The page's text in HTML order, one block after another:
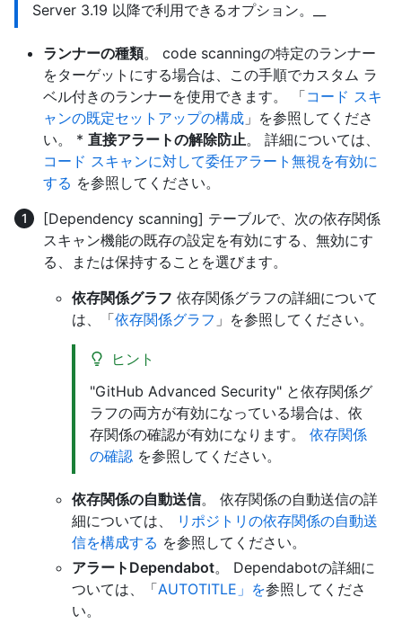
Server 3.19 以降で利用できるオプション。__
ランナーの種類。 code scanningの特定のランナー
をターゲットにする場合は、この手順でカスタム ラ
ベル付きのランナーを使用できます。 「コード スキ
ャンの既定セットアップの構成 」を参照してくださ
い。 * 直接アラートの解除防止。 詳細については、
コード スキャンに対して委任アラート無視を有効に
する を参照してください。
[Dependency scanning] テーブルで、次の依存関係
スキャン機能の既存の設定を有効にする、無効にす
る、または保持することを選びます。
依存関係グラフ 依存関係グラフの詳細について
は、「依存関係グラフ 」を参照してください。
ヒント
"GitHub Advanced Security" と依存関係グ
ラフの両方が有効になっている場合は、依
存関係の確認が有効になります。 依存関係
の確認 を参照してください。
依存関係の自動送信。 依存関係の自動送信の詳
細については、
リポジトリの依存関係の自動送
信を構成する を参照してください。
アラートDependabot。 Dependabotの詳細に
ついては、「AUTOTITLE」を参照してくださ
い。